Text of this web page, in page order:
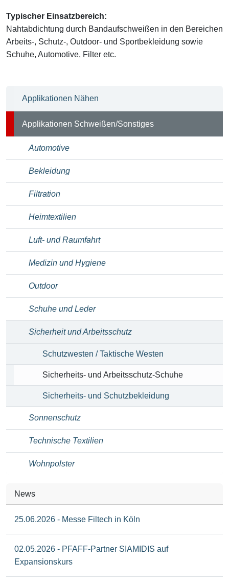
Typischer Einsatzbereich:
Nahtabdichtung durch Bandaufschweißen in den Bereichen
Arbeits-, Schutz-, Outdoor- und Sportbekleidung sowie
Schuhe, Automotive, Filter etc.
Applikationen Nähen
Applikationen Schweißen/Sonstiges
Automotive
Bekleidung
Filtration
Heimtextilien
Luft- und Raumfahrt
Medizin und Hygiene
Outdoor
Schuhe und Leder
Sicherheit und Arbeitsschutz
Schutzwesten / Taktische Westen
Sicherheits- und Arbeitsschutz-Schuhe
Sicherheits- und Schutzbekleidung
Sonnenschutz
Technische Textilien
Wohnpolster
News
25.06.2026 - Messe Filtech in Köln
02.05.2026 - PFAFF-Partner SIAMIDIS auf
Expansionskurs